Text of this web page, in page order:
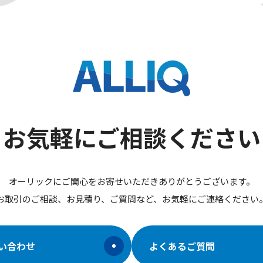
お気軽にご相談ください
オーリックにご関心をお寄せいただきありがとうございます。
取引のご相談、お見積り、ご質問など、お気軽にご連絡ください
合わせ よくあるご質問